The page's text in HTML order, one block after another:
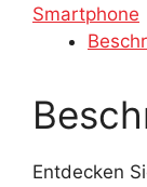
Smartphone
Entdecken